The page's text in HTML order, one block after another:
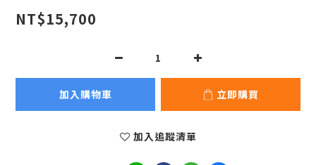
NT$15,700
加入購物車 立即購買
加入追蹤清單